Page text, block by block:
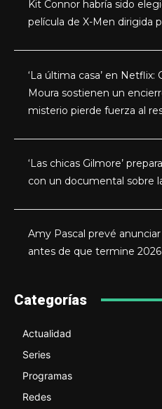
Kit Connor habría sido
película de X-Men dirigida
‘La última casa’ en
Moura sostienen un
misterio pierde fuerza al
‘Las chicas Gilmore’
con un documental sobre
Amy Pascal prevé
antes de que termine 2026
Categorías
Actualidad
Series
Programas
Redes